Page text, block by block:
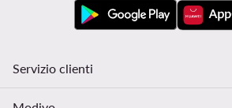
Servizio clienti